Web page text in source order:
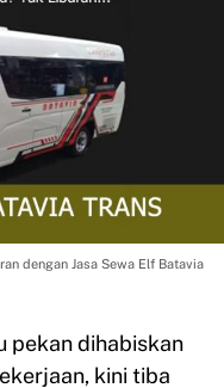
dengan Jasa Sewa Elf Batavia
pekan dihabiskan
kini tiba